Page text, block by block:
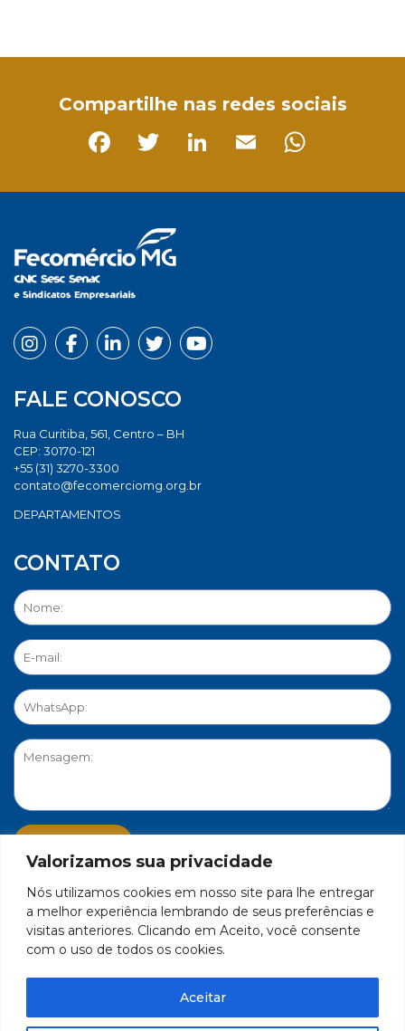
Valorizamos sua privacidade
Nós utilizamos cookies em nosso site para lhe entregar
a melhor experiência lembrando de seus preferências e
visitas anteriores. Clicando em Aceito, você consente
com o uso de todos os cookies.
Aceitar
Compartilhe nas redes sociais
FALE CONOSCO
Rua Curitiba, 561, Centro – BH
CEP: 30170-121
+55 (31) 3270-3300
contato@fecomerciomg.org.br
DEPARTAMENTOS
CONTATO
PORTAL DE PRIVACIDADE
17.271.982/0001-59